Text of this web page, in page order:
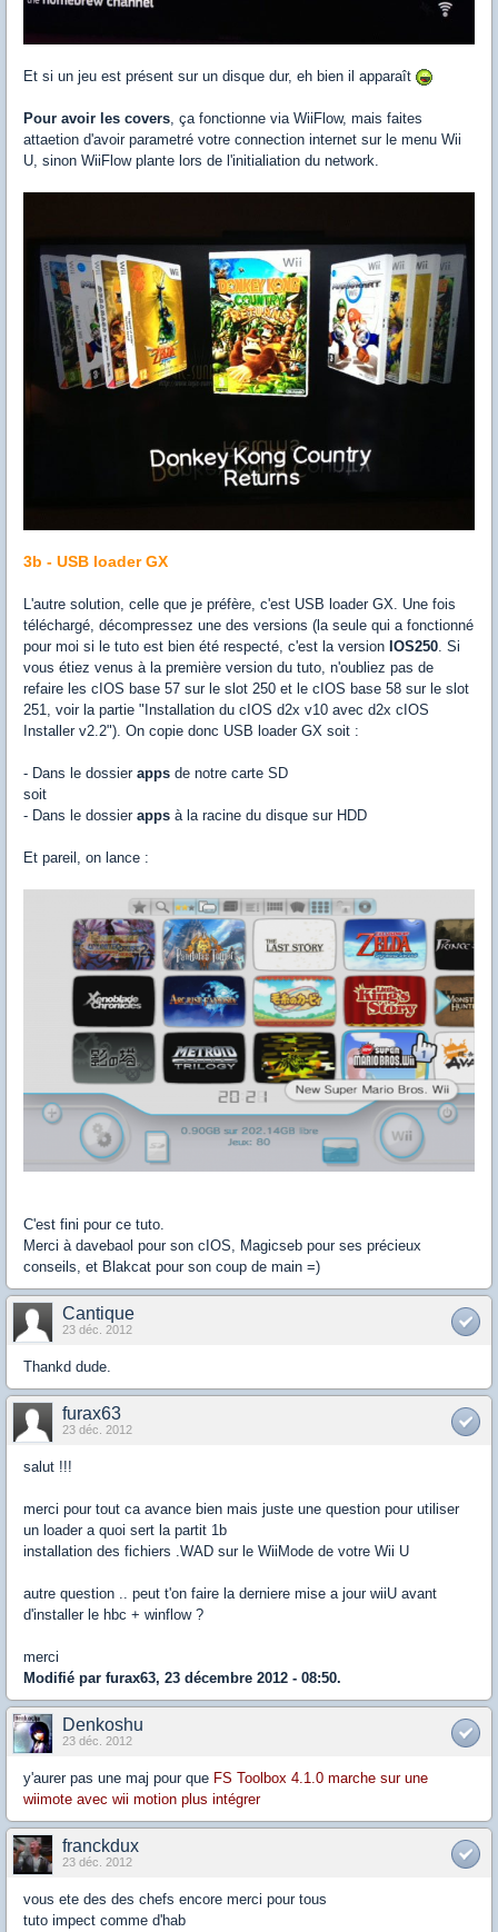
Et si un jeu est présent sur un disque dur, eh bien il apparaît
Pour avoir les covers , ça fonctionne via WiiFlow, mais faites
attaetion d'avoir parametré votre connection internet sur le menu Wii
U, sinon WiiFlow plante lors de l'initialiation du network.
3b - USB loader GX
L'autre solution, celle que je préfère, c'est USB loader GX. Une fois
téléchargé, décompressez une des versions (la seule qui a fonctionné
pour moi si le tuto est bien été respecté, c'est la version IOS250. Si
vous étiez venus à la première version du tuto, n'oubliez pas de
refaire les cIOS base 57 sur le slot 250 et le cIOS base 58 sur le slot
251, voir la partie "Installation du cIOS d2x v10 avec d2x cIOS
Installer v2.2"). On copie donc USB loader GX soit :
- Dans le dossier apps de notre carte SD
soit
- Dans le dossier apps à la racine du disque sur HDD
Et pareil, on lance :
C'est fini pour ce tuto.
Merci à davebaol pour son cIOS, Magicseb pour ses précieux
conseils, et Blakcat pour son coup de main =)
Cantique
23 déc. 2012
Thankd dude.
furax63
23 déc. 2012
salut !!!
merci pour tout ca avance bien mais juste une question pour utiliser
un loader a quoi sert la partit 1b
installation des fichiers .WAD sur le WiiMode de votre Wii U
autre question .. peut t'on faire la derniere mise a jour wiiU avant
d'installer le hbc + winflow ?
merci
Modifié par furax63, 23 décembre 2012 - 08:50.
Denkoshu
23 déc. 2012
y'aurer pas une maj pour que FS Toolbox 4.1.0 marche sur une
wiimote avec wii motion plus intégrer
franckdux
23 déc. 2012
vous ete des des chefs encore merci pour tous
tuto impect comme d'hab